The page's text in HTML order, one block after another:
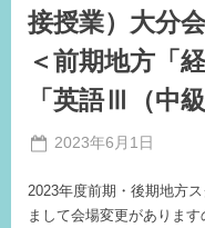
接授業）大分
＜前期地方「
「英語Ⅲ（中
Posted
2023年6月1日
務
局
2023年度前期・後期地方
まして会場変更があります